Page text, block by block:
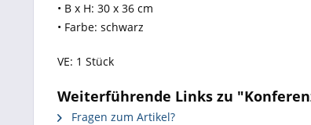
• B x H: 30 x 36 cm
• Farbe: schwarz
VE: 1 Stück
Weiterführende Links zu
Fragen zum Artikel?